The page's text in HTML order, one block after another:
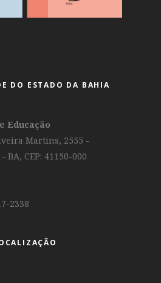
DO ESTADO DA BAHIA
Educação
Martins, 2555 -
BA, CEP: 41150-000
2338